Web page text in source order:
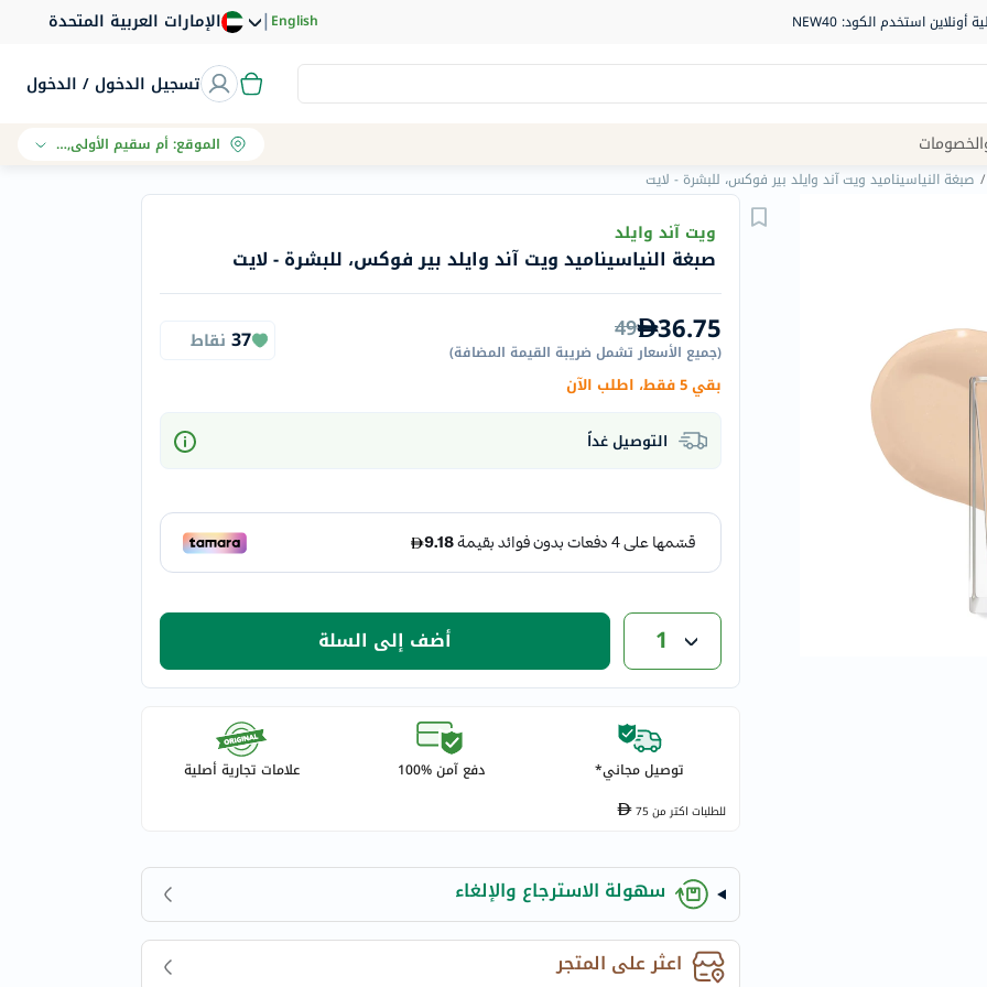
الإمارات العربية المتحدة |English
تسجيل الدخول / الدخول
Navigation
الصيدلية
الماركات
Humantara
carroten
betadine
Roche
eucerin
vitabiotics
bioderma
acm
dymatize
medicube
country-
blueberry-
naturals
bepanthen
21st-
الموقع:أم سقيم الأولى, دبي
/ صبغة النياسيناميد ويت آند وايلد بير فوكس، للبشرة - لايت
ويت آند وايلد
صبغة النياسيناميد ويت آند وايلد بير فوكس، للبشرة - لايت
36.75
49
(جميع الأسعار تشمل ضريبة القيمة المضافة)
37 نقاط
بقي 5 فقط، اطلب الآن
التوصيل غداً
1 أضف إلى السلة
توصيل مجاني* دفع آمن %100 علامات تجارية أصلية
للطلبات اكتر من75
سهولة الاسترجاع والإلغاء
اعثر على المتجر